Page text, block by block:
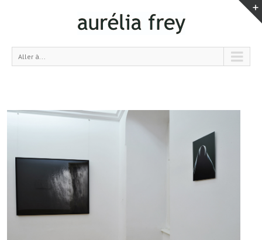
Aller à...